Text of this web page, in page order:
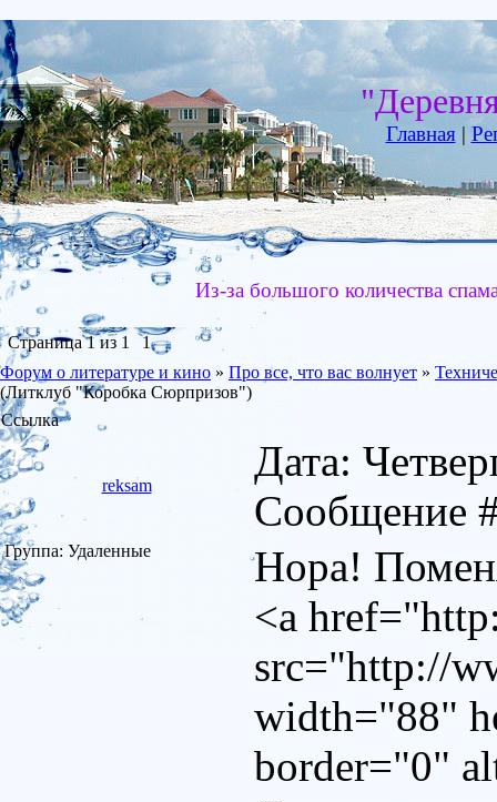
Главная|
Из-за большого количества
Страница1из 1
1
Форум о литературе и кино » Про все, что вас волнует »
(Литклуб "Коробка Сюрпризов")
Ссылка
reksam
Дата:
Сообщение
Группа: Удаленные
Нора!
<a
src="http://
width="88"
border="0"